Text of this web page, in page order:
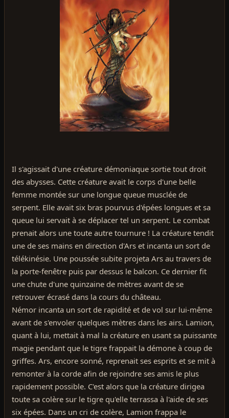
Il s'agissait d'une créature démoniaque sortie tout droit
des abysses. Cette créature avait le corps d'une belle
femme montée sur une longue queue musclée de
serpent. Elle avait six bras pourvus d'épées longues et sa
queue lui servait à se déplacer tel un serpent. Le combat
prenait alors une toute autre tournure ! La créature tendit
une de ses mains en direction d'Ars et incanta un sort de
télékinésie. Une poussée subite projeta Ars au travers de
la porte-fenêtre puis par dessus le balcon. Ce dernier fit
une chute d'une quinzaine de mètres avant de se
retrouver écrasé dans la cours du château.
Némor incanta un sort de rapidité et de vol sur lui-même
avant de s'envoler quelques mètres dans les airs. Lamion,
quant à lui, mettait à mal la créature en usant sa puissante
magie pendant que le tigre frappait la démone à coup de
griffes. Ars, encore sonné, reprenait ses esprits et se mit à
remonter à la corde afin de rejoindre ses amis le plus
rapidement possible. C'est alors que la créature dirigea
toute sa colère sur le tigre qu'elle terrassa à l'aide de ses
six épées. Dans un cri de colère, Lamion frappa le